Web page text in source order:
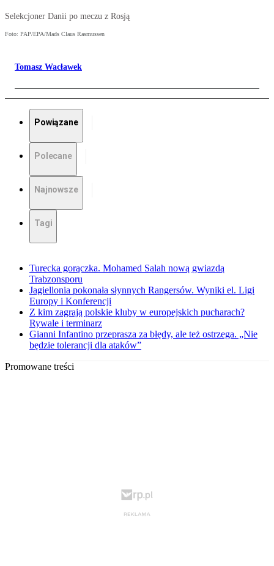
Selekcjoner Danii po meczu z Rosją
Foto: PAP/EPA/Mads Claus Rasmussen
Tomasz Wacławek
Powiązane
Polecane
Najnowsze
Tagi
Turecka gorączka. Mohamed Salah nową gwiazdą
Trabzonsporu
Jagiellonia pokonała słynnych Rangersów. Wyniki el. Ligi
Europy i Konferencji
Z kim zagrają polskie kluby w europejskich pucharach?
Rywale i terminarz
Gianni Infantino przeprasza za błędy, ale też ostrzega. „Nie
będzie tolerancji dla ataków”
Promowane treści